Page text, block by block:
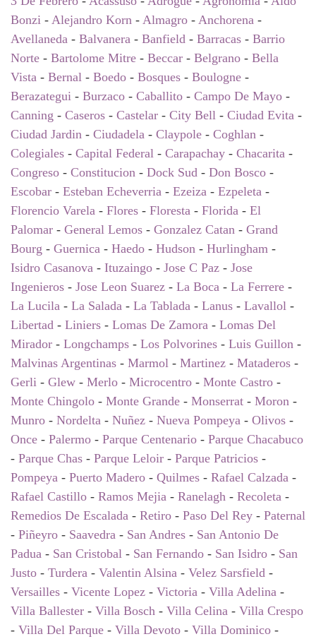
Bonzi - Alejandro Korn - Almagro - Anchorena -
Avellaneda - Balvanera - Banfield - Barracas - Barrio
Norte - Bartolome Mitre - Beccar - Belgrano - Bella
Vista - Bernal - Boedo - Bosques - Boulogne -
Berazategui - Burzaco - Caballito - Campo De Mayo -
Canning - Caseros - Castelar - City Bell - Ciudad Evita -
Ciudad Jardin - Ciudadela - Claypole - Coghlan -
Colegiales - Capital Federal - Carapachay - Chacarita -
Congreso - Constitucion - Dock Sud - Don Bosco -
Escobar - Esteban Echeverria - Ezeiza - Ezpeleta -
Florencio Varela - Flores - Floresta - Florida - El
Palomar - General Lemos - Gonzalez Catan - Grand
Bourg - Guernica - Haedo - Hudson - Hurlingham -
Isidro Casanova - Ituzaingo - Jose C Paz - Jose
Ingenieros - Jose Leon Suarez - La Boca - La Ferrere -
La Lucila - La Salada - La Tablada - Lanus - Lavallol -
Libertad - Liniers - Lomas De Zamora - Lomas Del
Mirador - Longchamps - Los Polvorines - Luis Guillon -
Malvinas Argentinas - Marmol - Martinez - Mataderos -
Gerli - Glew - Merlo - Microcentro - Monte Castro -
Monte Chingolo - Monte Grande - Monserrat - Moron -
Munro - Nordelta - Nuñez - Nueva Pompeya - Olivos -
Once - Palermo - Parque Centenario - Parque Chacabuco
- Parque Chas - Parque Leloir - Parque Patricios -
Pompeya - Puerto Madero - Quilmes - Rafael Calzada -
Rafael Castillo - Ramos Mejia - Ranelagh - Recoleta -
Remedios De Escalada - Retiro - Paso Del Rey - Paternal
- Piñeyro - Saavedra - San Andres - San Antonio De
Padua - San Cristobal - San Fernando - San Isidro - San
Justo - Turdera - Valentin Alsina - Velez Sarsfield -
Versailles - Vicente Lopez - Victoria - Villa Adelina -
Villa Ballester - Villa Bosch - Villa Celina - Villa Crespo
- Villa Del Parque - Villa Devoto - Villa Dominico -